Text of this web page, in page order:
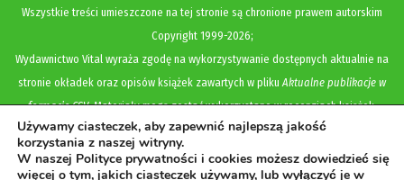
Wszystkie treści umieszczone na tej stronie są chronione prawem autorskim
Copyright1999-2026;
Wydawnictwo Vital wyraża zgodę na wykorzystywanie dostępnych aktualnie na
stronie okładek oraz opisów książek zawartych w pliku Aktualne publikacje w
formacie CSV. Materiały mogą zostać wykorzystane w recenzjach książek,
katalogach internetowych, bibliotecznych (OPAC) oraz materiałach promujących
legalną dystrybucję książek. Usunięcie materiału z ww. strony internetowej,
równoznaczne jest z cofnięciem udzielonej zgody.
Używamy ciasteczek, aby zapewnić najlepszą jakość
korzystania z naszej witryny.
W naszej Polityce prywatności i cookies możesz dowiedzieć się
więcej o tym, jakich ciasteczek używamy, lub wyłączyć je w